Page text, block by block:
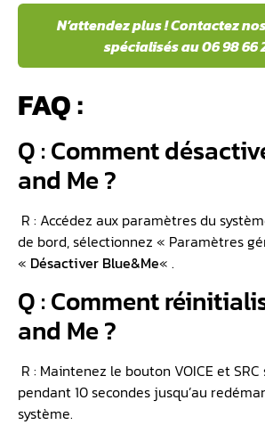
N’attendez plus ! Contactez
spécialisés au 06 98 66
FAQ :
Q : Comment
and Me ?
R : Accédez aux paramètres du
de bord, sélectionnez « Paramètres
« Désactiver Blue&Me« .
Q : Comment
and Me ?
R : Maintenez le bouton VOICE et
pendant 10 secondes jusqu’au
système.